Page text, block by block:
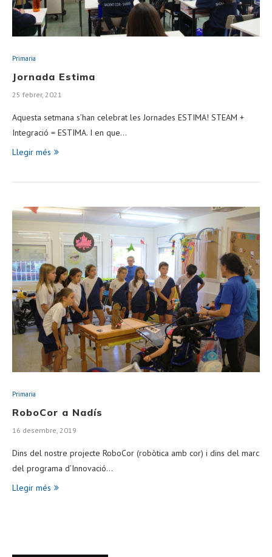
Primaria
Jornada Estima
25 febrer, 2021
Aquesta setmana s’han celebrat les Jornades ESTIMA! STEAM +
Integració = ESTIMA. I en que…
Llegir més
Primaria
RoboCor a Nadís
16 desembre, 2019
Dins del nostre projecte RoboCor (robòtica amb cor) i dins del marc
del programa d’Innovació…
Llegir més